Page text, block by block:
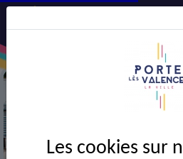
Les cookies sur